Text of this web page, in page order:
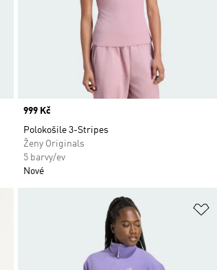
Price
999 Kč
Polokošile 3-Stripes
Ženy Originals
5 barvy/ev
Nové
Přidat do seznamu přání